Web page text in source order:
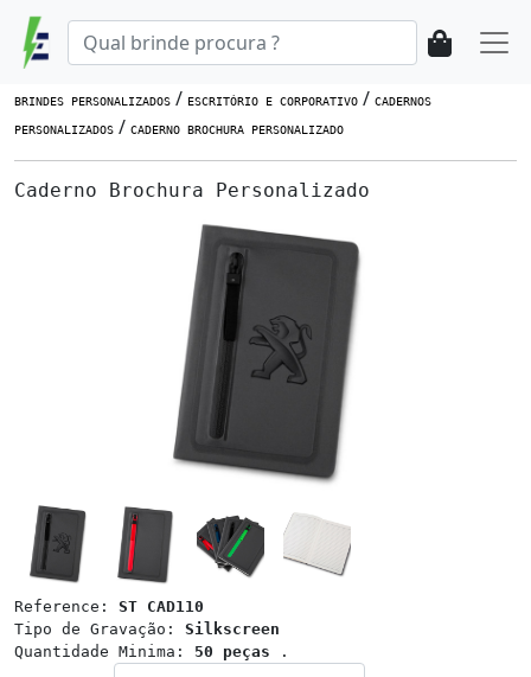
BRINDES PERSONALIZADOS / ESCRITÓRIO E CORPORATIVO / CADERNOS
PERSONALIZADOS / CADERNO BROCHURA PERSONALIZADO
Caderno Brochura Personalizado
Reference: ST CAD110
Tipo de Gravação: Silkscreen
Quantidade Minima: 50 peças .